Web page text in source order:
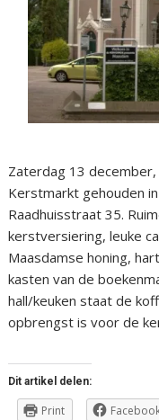
Zaterdag 13
Kerstmarkt gehouden
Raadhuisstraat 35.
kerstversiering, leuke
Maasdamse honing,
kasten van de
hall/keuken staat de
opbrengst is voor de
Dit artikel delen:
Print